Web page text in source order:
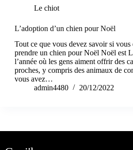
Le chiot
L’adoption d’un chien pour Noël
Tout ce que vous devez savoir si vous
prendre un chien pour Noël Noël est
l’année où les gens aiment offrir des
proches, y compris des animaux de
vous avez…
admin4480
20/12/2022